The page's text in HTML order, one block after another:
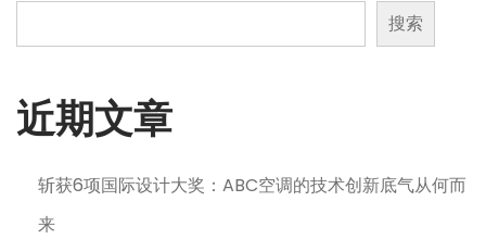
搜索
近期文章
斩获6项国际设计大奖：ABC空调的技术创新底气从何而
来